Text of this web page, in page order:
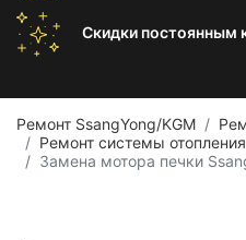
Скидки постоянным
Ремонт SsangYong/KGM
Ремонт системы
Замена мотора печки